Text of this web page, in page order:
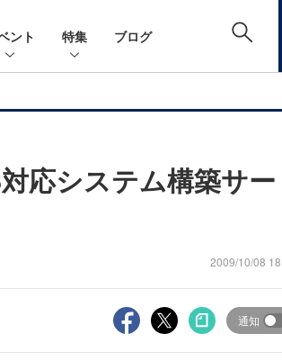
ント 特集 ブログ
応システム構築サー
2009/10/08
通知